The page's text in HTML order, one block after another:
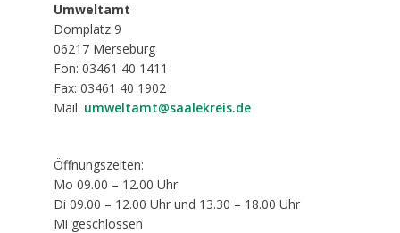
Umweltamt
Domplatz 9
06217 Merseburg
Fon: 03461 40 1411
Fax: 03461 40 1902
Mail: umweltamt@saalekreis.de
Öffnungszeiten:
Mo 09.00 – 12.00 Uhr
Di 09.00 – 12.00 Uhr und 13.30 – 18.00 Uhr
Mi geschlossen